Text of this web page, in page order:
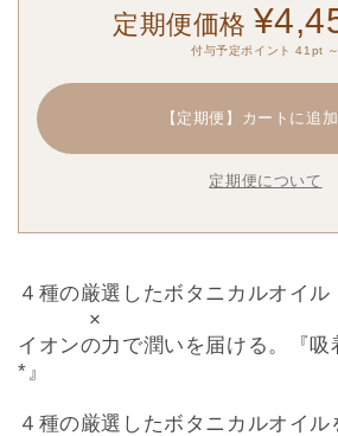
定期便価格
付与予定ポイント 41pt ～
【定期便】 カートに追
定期便について
４種の厳選したボタニカルオイル
×
イオンの力で潤いを届ける。『吸
*』
４種の厳選したボタニカルオイ